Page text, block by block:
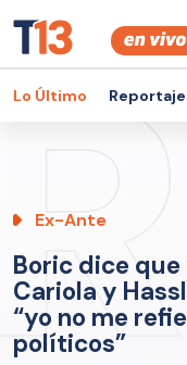
Lo Último
Ex-Ante
Boric dice que
Cariola y
“yo no me
políticos”